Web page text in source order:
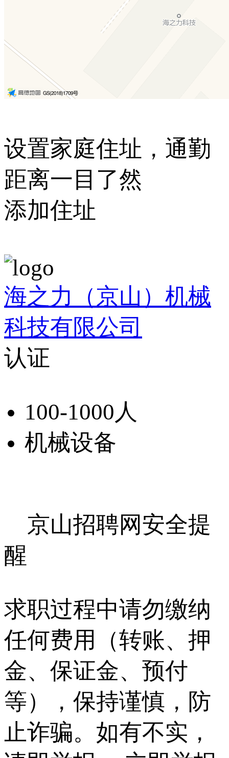
设置家庭住址，通勤
距离一目了然
添加住址
海之力（京山）机械
科技有限公司
认证
100-1000人
机械设备
京山招聘网安全提
醒
求职过程中请勿缴纳
任何费用（转账、押
金、保证金、预付
等），保持谨慎，防
止诈骗。如有不实，